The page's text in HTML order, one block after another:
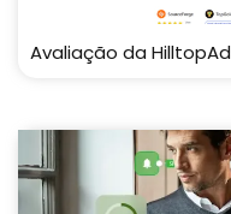
Avaliação da